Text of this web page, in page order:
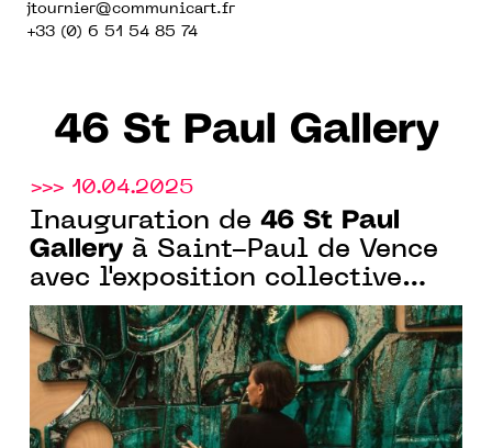
jtournier@communicart.fr
+33 (0) 6 51 54 85 74
46 St Paul Gallery
>>> 10.04.2025
Inauguration de 46 St Paul
Gallery à Saint-Paul de Vence
avec l'exposition collective
"Color, Surface and Light"